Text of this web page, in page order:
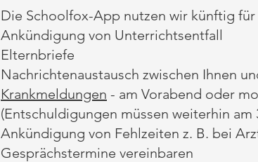
Die Schoolfox-App nutzen wir künftig
Ankündigung von Unterrichtsentfall
Elternbriefe
Nachrichtenaustausch zwischen Ihnen
Krankmeldungen - am Vorabend oder
(Entschuldigungen müssen weiterhin
Ankündigung von Fehlzeiten z. B. bei
Gesprächstermine vereinbaren